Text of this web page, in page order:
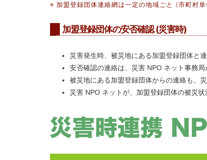
※ 加盟登録団体連絡網は一定の地域ごと (市町村
加盟登録団体の安否確認 (災害時)
災害発生時、被災地にある加盟登録団体と
安否確認の連絡は、災害 NPO ネット事務局
被災地にある加盟登録団体からの連絡も、
災害 NPO ネットが、加盟登録団体の被災